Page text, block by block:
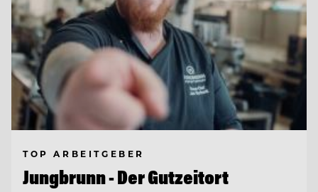
TOP ARBEITGEBER
Jungbrunn - Der Gutzeitort